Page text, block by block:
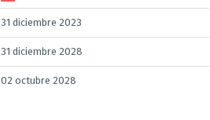
31 diciembre 2023
31 diciembre 2028
02 octubre 2028